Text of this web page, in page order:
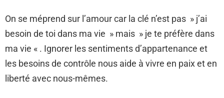
On se méprend sur l’amour car la clé n’est pas » j’ai
besoin de toi dans ma vie » mais » je te préfère dans
ma vie « . Ignorer les sentiments d’appartenance et
les besoins de contrôle nous aide à vivre en paix et en
liberté avec nous-mêmes.